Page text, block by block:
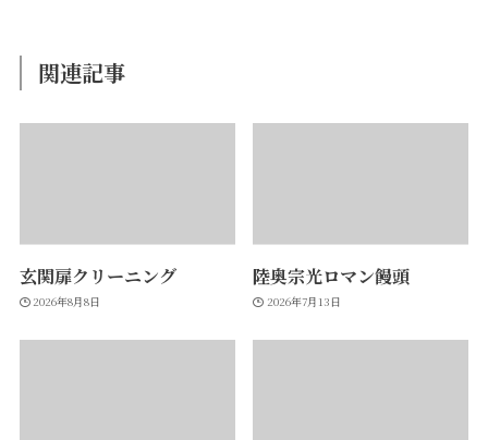
関連記事
玄関扉クリーニング
2026年8月8日
陸奥宗光ロマン饅頭
2026年7月13日